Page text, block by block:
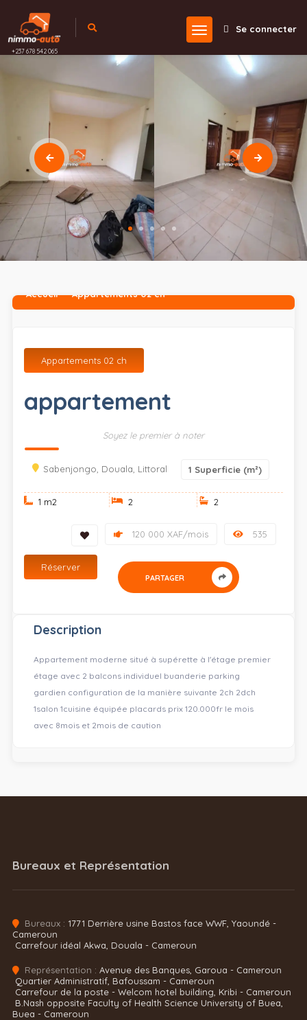
+237 678 542 065
Se connecter
Accueil Appartements 02 ch
Appartements 02 ch
appartement
Soyez le premier à noter
Sabenjongo, Douala, Littoral 1 Superficie (m²)
1 m2 2 2
535
120 000 XAF/mois
Réserver
PARTAGER
Description
Appartement moderne situé à supérette à l'étage premier
étage avec 2 balcons individuel buanderie parking
gardien configuration de la manière suivante 2ch 2dch
1salon 1cuisine équipée placards prix 120.000fr le mois
avec 8mois et 2mois de caution
Bureaux et Représentation
Bureaux : 1771 Derrière usine Bastos face WWF, Yaoundé -
Cameroun
Carrefour idéal Akwa, Douala - Cameroun
Représentation : Avenue des Banques, Garoua - Cameroun
Quartier Administratif, Bafoussam - Cameroun
Carrefour de la poste - Welcom hotel building, Kribi - Cameroun
B.Nash opposite Faculty of Health Science University of Buea,
Buea - Cameroun